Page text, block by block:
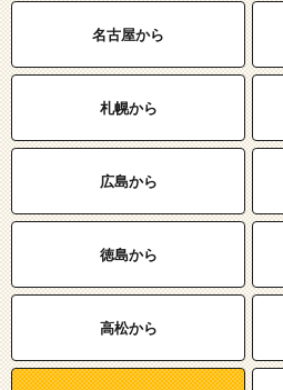
名古屋から
札幌から
広島から
徳島から
高松から